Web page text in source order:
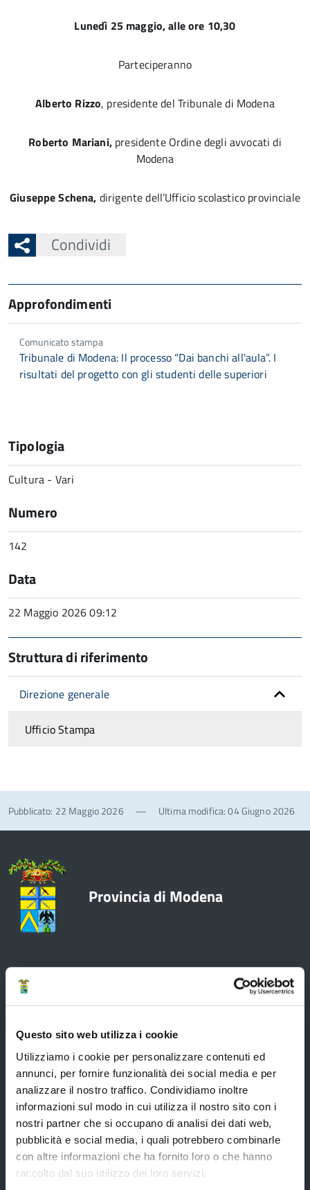
Questo sito web utilizza i cookie
Utilizziamo i cookie per personalizzare contenuti ed
annunci, per fornire funzionalità dei social media e per
analizzare il nostro traffico. Condividiamo inoltre
informazioni sul modo in cui utilizza il nostro sito con i
nostri partner che si occupano di analisi dei dati web,
pubblicità e social media, i quali potrebbero combinarle
con altre informazioni che ha fornito loro o che hanno
raccolto dal suo utilizzo dei loro servizi.
Lunedì 25 maggio, alle ore 10,30
Parteciperanno
Alberto Rizzo, presidente del Tribunale di Modena
Roberto Mariani, presidente Ordine degli avvocati di
Modena
Giuseppe Schena, dirigente dell’Ufficio scolastico provinciale
Condividi
Approfondimenti
Comunicato stampa
Tribunale di Modena: Il processo “Dai banchi all'aula”. I
risultati del progetto con gli studenti delle superiori
Tipologia
Cultura - Vari
Numero
142
Data
22 Maggio 2026 09:12
Struttura di riferimento
Direzione generale
Ufficio Stampa
Pubblicato: 22 Maggio 2026 — Ultima modifica: 04 Giugno 2026
Provincia di Modena
Amministrazione
Organi di governo
Elezioni Provinciali del 29/09/2024
Elezioni del Presidente della Provincia del 28/01/2023
Elezioni provinciali – Archivio
Atti generali
Uffici e orari
Trasparenza – anticorruzione